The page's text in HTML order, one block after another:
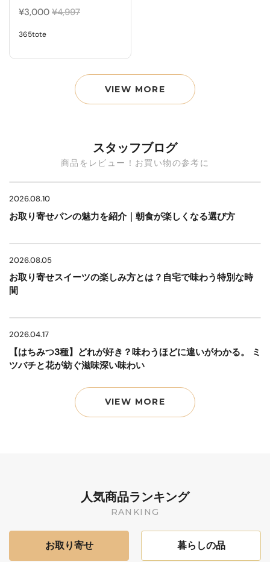
¥3,000 ¥4,997
365tote
VIEW MORE
スタッフブログ
商品をレビュー！お買い物の参考に
2026.08.10
お取り寄せパンの魅力を紹介｜朝食が楽しくなる選び方
2026.08.05
お取り寄せスイーツの楽しみ方とは？自宅で味わう特別な時
間
2026.04.17
【はちみつ3種】どれが好き？味わうほどに違いがわかる。 ミ
ツバチと花が紡ぐ滋味深い味わい
VIEW MORE
人気商品ランキング
RANKING
お取り寄せ 暮らしの品